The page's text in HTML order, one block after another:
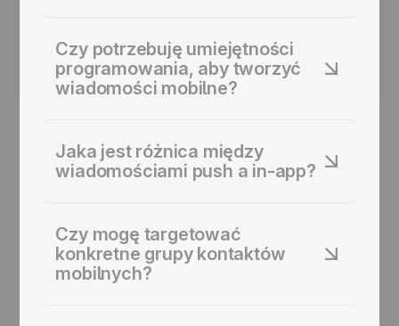
Czy potrzebuję umiejętności
programowania, aby tworzyć
wiadomości mobilne?
obrandowane powiadomienia push i wiadomości
in-app za pomocą interfejsu drag&drop. Nie
wymaga to pisania kodu.
Jaka jest różnica między
wiadomościami push a in-app?
na ekranie blokady urządzenia (poza aplikacją),
aby zachęcić ich do powrotu. Wiadomości in-app
pojawiają się wewnątrz interfejsu aplikacji, aby
prowadzić lub informować użytkownika, gdy jest
Czy mogę targetować
konkretne grupy kontaktów
mobilnych?